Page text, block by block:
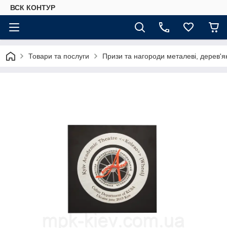
ВСК КОНТУР
Товари та послуги Призи та нагороди металеві,